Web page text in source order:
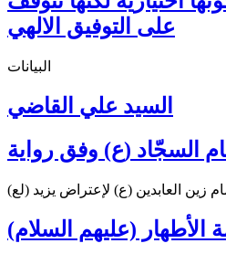
على التوفيق الالهي
البيانات
السيد علي القاضي
السجّاد (ع) وفق رواية
زين العابدين (ع) لإعتراض يزيد (لع)
الأطهار (عليهم السلام)